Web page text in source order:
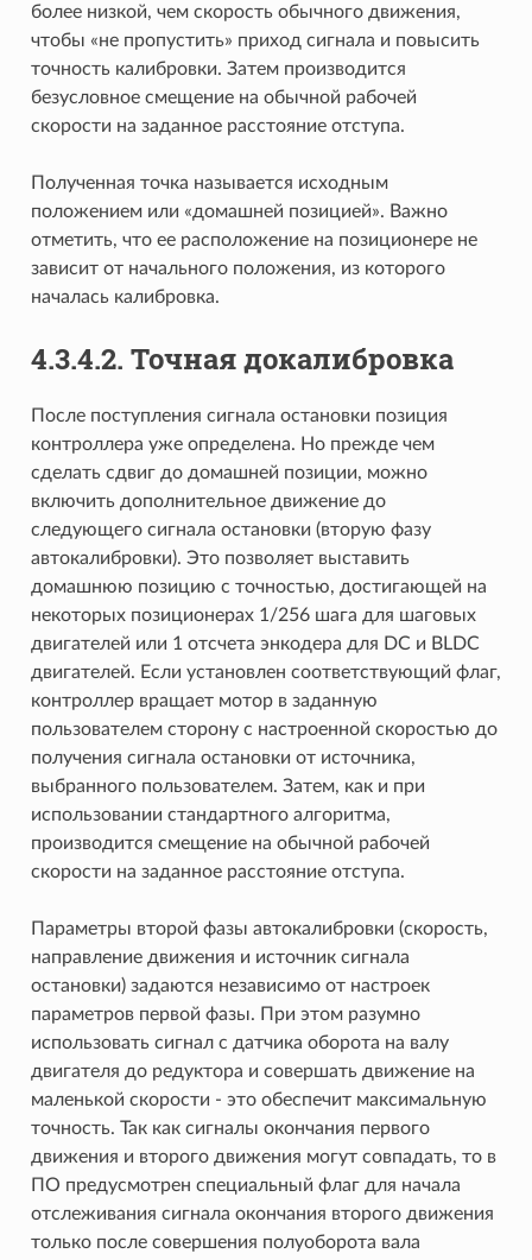
более низкой, чем скорость обычного движения,
чтобы «не пропустить» приход сигнала и повысить
точность калибровки. Затем производится
безусловное смещение на обычной рабочей
скорости на заданное расстояние отступа.
Полученная точка называется исходным
положением или «домашней позицией». Важно
отметить, что ее расположение на позиционере не
зависит от начального положения, из которого
началась калибровка.
4.3.4.2. Точная докалибровка
После поступления сигнала остановки позиция
контроллера уже определена. Но прежде чем
сделать сдвиг до домашней позиции, можно
включить дополнительное движение до
следующего сигнала остановки (вторую фазу
автокалибровки). Это позволяет выставить
домашнюю позицию с точностью, достигающей на
некоторых позиционерах 1/256 шага для шаговых
двигателей или 1 отсчета энкодера для DC и BLDC
двигателей. Если установлен соответствующий флаг,
контроллер вращает мотор в заданную
пользователем сторону с настроенной скоростью до
получения сигнала остановки от источника,
выбранного пользователем. Затем, как и при
использовании стандартного алгоритма,
производится смещение на обычной рабочей
скорости на заданное расстояние отступа.
Параметры второй фазы автокалибровки (скорость,
направление движения и источник сигнала
остановки) задаются независимо от настроек
параметров первой фазы. При этом разумно
использовать сигнал с датчика оборота на валу
двигателя до редуктора и совершать движение на
маленькой скорости - это обеспечит максимальную
точность. Так как сигналы окончания первого
движения и второго движения могут совпадать, то в
ПО предусмотрен специальный флаг для начала
отслеживания сигнала окончания второго движения
только после совершения полуоборота вала